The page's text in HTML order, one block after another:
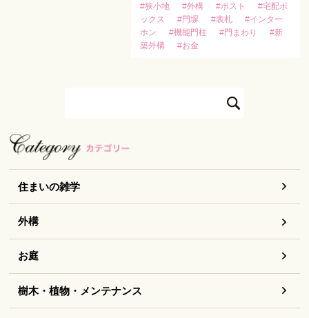
#狭小地 #外構 #ポスト
#宅配ボ
ックス
#門塀 #表札
#インター
ホン
#機能門柱 #門まわり
#新
築外構
#お金
住まいの雑学
外構
お庭
樹木・植物・メンテナンス